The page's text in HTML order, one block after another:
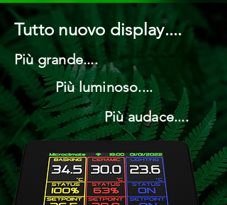
Tutto nuovo display....
Più grande....
Più luminoso....
Più audace....